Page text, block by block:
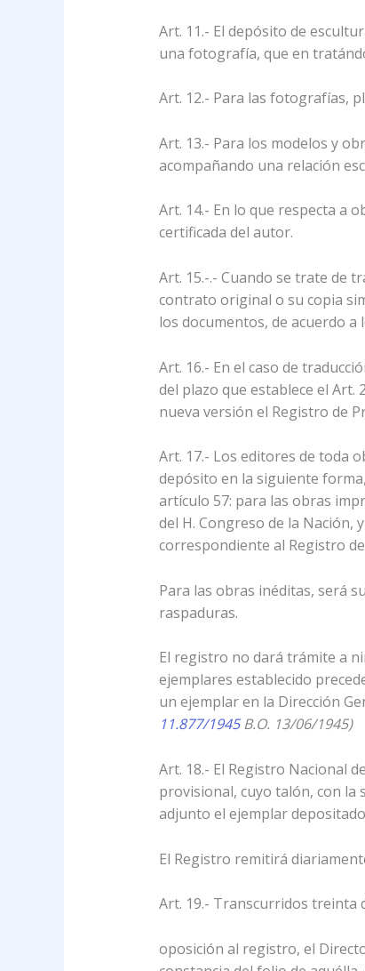
Art. 11.- El depósito de
una fotografía, que en
Art. 12.- Para las fotografías,
Art. 13.- Para los modelos y
acompañando una relación
Art. 14.- En lo que respecta a
certificada del autor.
Art. 15.-.- Cuando se trate de
contrato original o su copia
los documentos, de acuerdo a
Art. 16.- En el caso de
del plazo que establece el
nueva versión el Registro de
Art. 17.- Los editores de toda
depósito en la siguiente
artículo 57: para las obras
del H. Congreso de la Nación,
correspondiente al Registro
Para las obras inéditas, será
raspaduras.
El registro no dará trámite a
ejemplares establecido
un ejemplar en la Dirección
11.877/1945B.O. 13/06/1945)
Art. 18.- El Registro Nacional
provisional, cuyo talón, con la
adjunto el ejemplar
El Registro remitirá
Art. 19.- Transcurridos treinta
oposición al registro, el